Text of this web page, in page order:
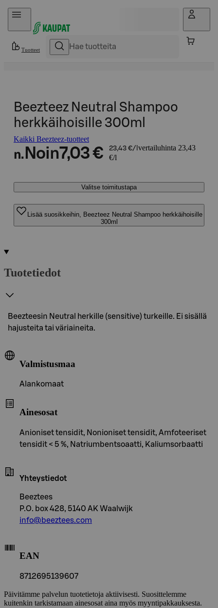
Hyppää sisältöön
Tuotteet
Beezteez Neutral Shampoo
herkkäihoisille 300ml
Kaikki Beezteez-tuotteet
n. Noin7,03 € 23,43 €/l vertailuhinta 23,43
€/l
Valitse toimitustapa
Lisää suosikkeihin, Beezteez Neutral Shampoo herkkäihoisille
300ml
Tuotetiedot
Beezteesin Neutral herkille (sensitive) turkeille. Ei sisällä
hajusteita tai väriaineita.
Valmistusmaa
Alankomaat
Ainesosat
Anioniset tensidit, Nonioniset tensidit, Amfoteeriset
tensidit < 5 %, Natriumbentsoaatti, Kaliumsorbaatti
Yhteystiedot
Beeztees
P.O. box 428, 5140 AK Waalwijk
info@beeztees.com
EAN
8712695139607
Päivitämme palvelun tuotetietoja aktiivisesti. Suosittelemme
kuitenkin tarkistamaan ainesosat aina myös myyntipakkauksesta.